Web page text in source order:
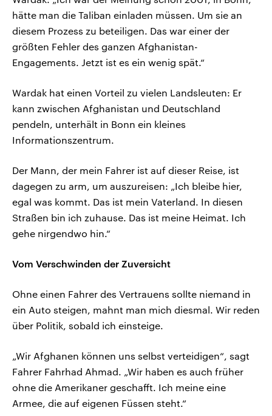
hätte man die Taliban einladen müssen. Um sie an
diesem Prozess zu beteiligen. Das war einer der
größten Fehler des ganzen Afghanistan-
Engagements. Jetzt ist es ein wenig spät.“
Wardak hat einen Vorteil zu vielen Landsleuten: Er
kann zwischen Afghanistan und Deutschland
pendeln, unterhält in Bonn ein kleines
Informationszentrum.
Der Mann, der mein Fahrer ist auf dieser Reise, ist
dagegen zu arm, um auszureisen: „Ich bleibe hier,
egal was kommt. Das ist mein Vaterland. In diesen
Straßen bin ich zuhause. Das ist meine Heimat. Ich
gehe nirgendwo hin.“
Vom Verschwinden der Zuversicht
Ohne einen Fahrer des Vertrauens sollte niemand in
ein Auto steigen, mahnt man mich diesmal. Wir reden
über Politik, sobald ich einsteige.
„Wir Afghanen können uns selbst verteidigen“, sagt
Fahrer Fahrhad Ahmad. „Wir haben es auch früher
ohne die Amerikaner geschafft. Ich meine eine
Armee, die auf eigenen Füssen steht.“